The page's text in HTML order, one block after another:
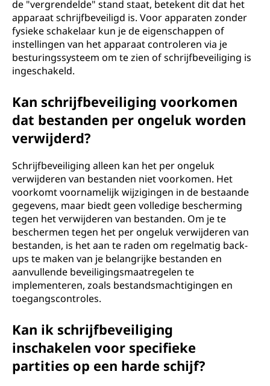
de "vergrendelde" stand staat, betekent dit dat het
apparaat schrijfbeveiligd is. Voor apparaten zonder
fysieke schakelaar kun je de eigenschappen of
instellingen van het apparaat controleren via je
besturingssysteem om te zien of schrijfbeveiliging is
ingeschakeld.
Kan schrijfbeveiliging voorkomen
dat bestanden per ongeluk worden
verwijderd?
Schrijfbeveiliging alleen kan het per ongeluk
verwijderen van bestanden niet voorkomen. Het
voorkomt voornamelijk wijzigingen in de bestaande
gegevens, maar biedt geen volledige bescherming
tegen het verwijderen van bestanden. Om je te
beschermen tegen het per ongeluk verwijderen van
bestanden, is het aan te raden om regelmatig back-
ups te maken van je belangrijke bestanden en
aanvullende beveiligingsmaatregelen te
implementeren, zoals bestandsmachtigingen en
toegangscontroles.
Kan ik schrijfbeveiliging
inschakelen voor specifieke
partities op een harde schijf?